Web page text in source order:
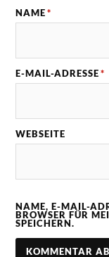
NAME *
E-MAIL-ADRESSE *
WEBSEITE
NAME, E-MAIL-
BROWSER FÜR
SPEICHERN.